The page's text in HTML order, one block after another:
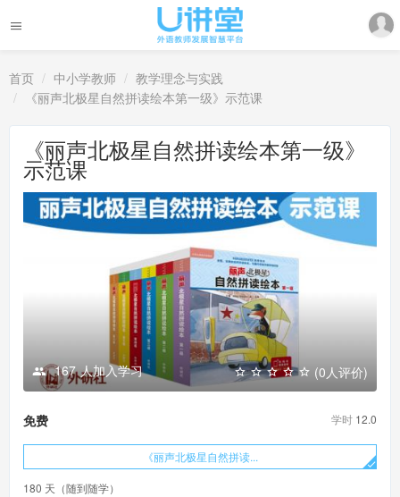
首页 中小学教师
教学理念与实践
《丽声北极星自然拼读绘本第一级》示范课
《丽声北极星自然拼读绘本第一级》
示范课
167 人加入学习 (0人评价)
免费 学时 12.0
《丽声北极星自然拼读...
180 天（随到随学）